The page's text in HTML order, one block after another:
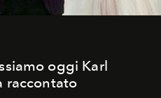
oggi Karl
raccontato